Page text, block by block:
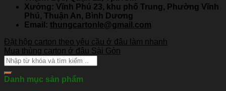
Xưởng: Vĩnh Phú 23, khu phố Trung, Phường Vĩnh
Phú, Thuận An, Bình Dương
Email: thungcartonle@gmail.com
Đặt hộp carton theo yêu cầu ở đâu làm nhanh
Mua thùng carton ở đâu Sài Gòn
Danh mục sản phẩm